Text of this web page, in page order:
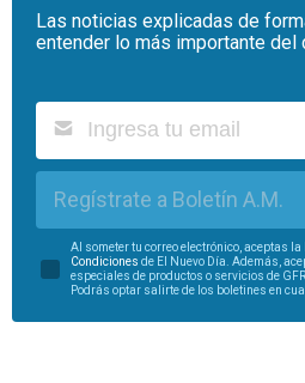
Las noticias explicadas de
entender lo más importante del
Regístrate a Boletín A.M.
Al someter tu correo electrónico, aceptas la
Condiciones de El Nuevo Día. Además,
especiales de productos o servicios de
Podrás optar salirte de los boletines en